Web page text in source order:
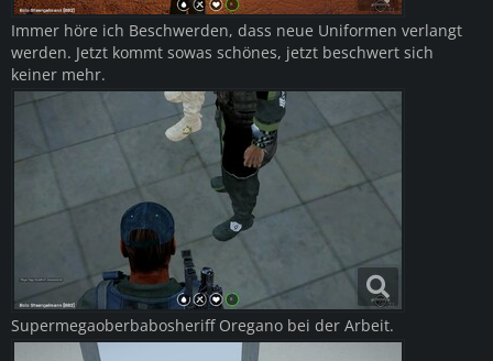
Immer höre ich Beschwerden, dass neue Uniformen verlangt
werden. Jetzt kommt sowas schönes, jetzt beschwert sich
keiner mehr.
Supermegaoberbabosheriff Oregano bei der Arbeit.